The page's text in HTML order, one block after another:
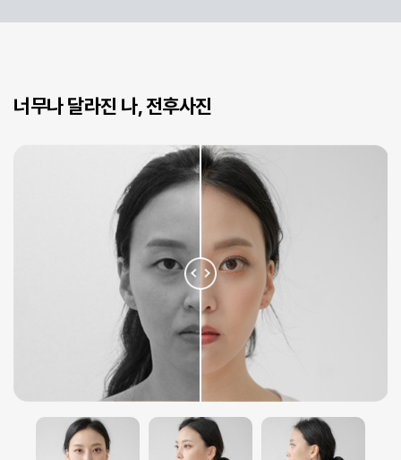
너무나 달라진 나, 전후사진